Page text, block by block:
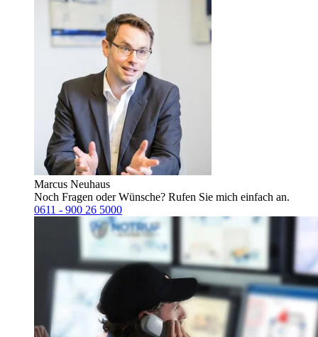
Marcus Neuhaus
Noch Fragen oder Wünsche? Rufen Sie mich einfach an.
0611 - 900 26 5000